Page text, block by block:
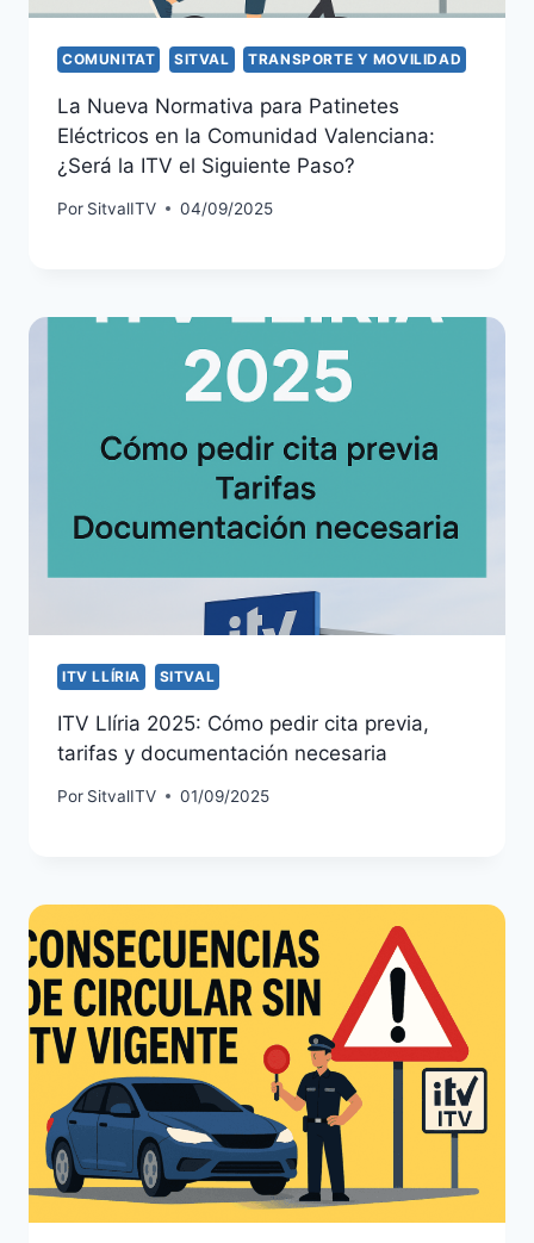
COMUNITAT SITVAL TRANSPORTE Y MOVILIDAD
La Nueva Normativa para Patinetes
Eléctricos en la Comunidad Valenciana:
¿Será la ITV el Siguiente Paso?
Por SitvalITV 04/09/2025
ITV LLÍRIA SITVAL
ITV Llíria 2025: Cómo pedir cita previa,
tarifas y documentación necesaria
Por SitvalITV 01/09/2025